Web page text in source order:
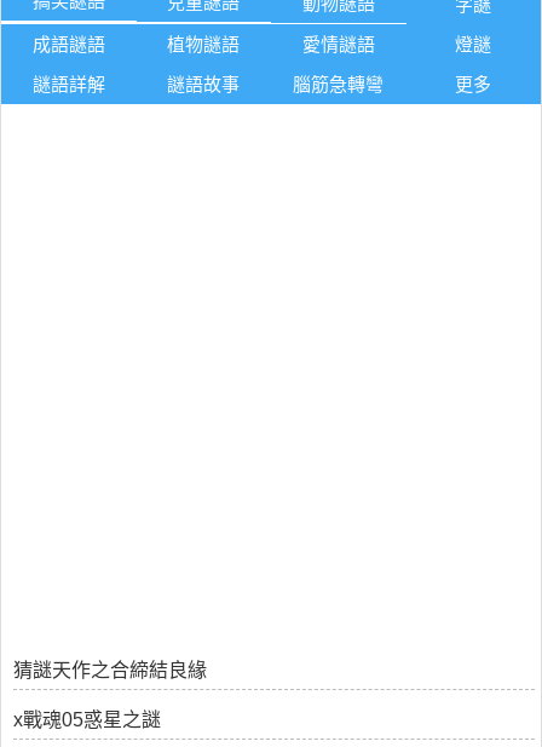
字謎
成語謎語
植物謎語 愛情謎語
燈謎
謎語詳解
謎語故事 腦筋急轉彎 更多
猜謎天作之合締結良緣
x戰魂05惑星之謎